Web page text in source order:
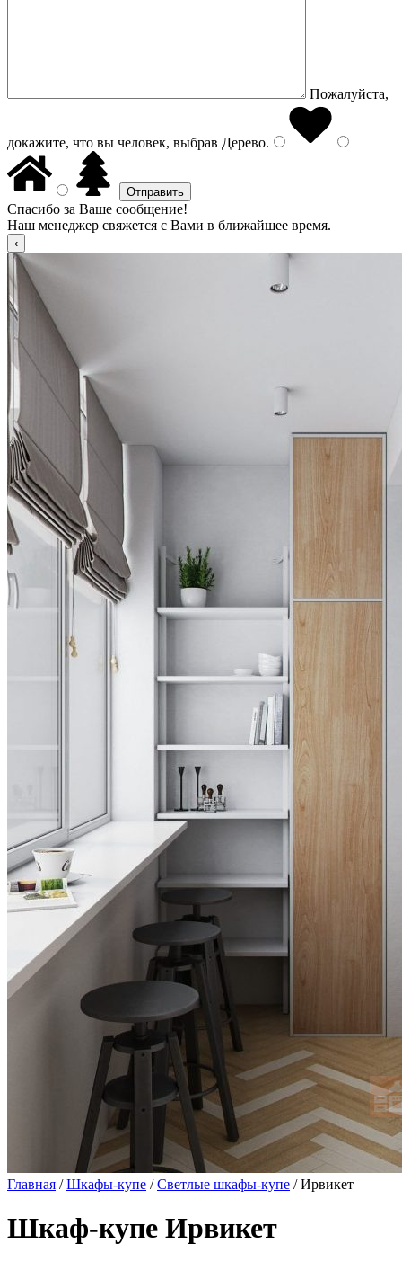
Пожалуйста,
докажите, что вы человек, выбрав Дерево.
Спасибо за Ваше сообщение!
Наш менеджер свяжется с Вами в ближайшее время.
Главная /Шкафы-купе /Светлые шкафы-купе / Ирвикет
Шкаф-купе Ирвикет